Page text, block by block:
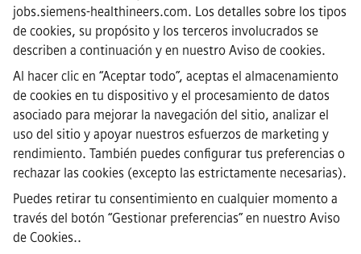
jobs.siemens-healthineers.com. Los detalles sobre los tipos
de cookies, su propósito y los terceros involucrados se
describen a continuación y en nuestro Aviso de cookies.
Al hacer clic en “Aceptar todo”, aceptas el almacenamiento
de cookies en tu dispositivo y el procesamiento de datos
asociado para mejorar la navegación del sitio, analizar el
uso del sitio y apoyar nuestros esfuerzos de marketing y
rendimiento. También puedes configurar tus preferencias o
rechazar las cookies (excepto las estrictamente necesarias).
Puedes retirar tu consentimiento en cualquier momento a
través del botón “Gestionar preferencias” en nuestro Aviso
de Cookies..
·
Información corporativa
·
Aviso de cookies
·
Términos y condiciones
Identificación digital
·
Canal de denuncias
Nota importante